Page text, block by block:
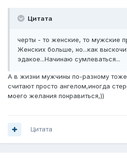
Цитата
черты - то женские, то мужские
Женских больше, но...как
эдакое...Начинаю сумлеваться...
А в жизни мужчины по-разному
считают просто ангелом,иногда
моего желания понравиться,))
Цитата